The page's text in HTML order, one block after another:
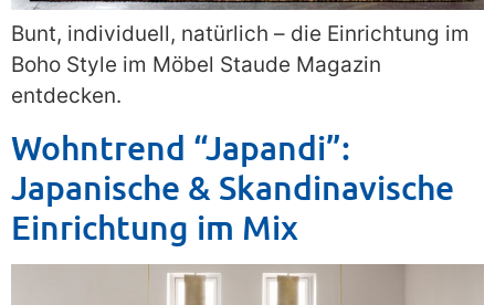
Bunt, individuell, natürlich – die Einrichtung im
Boho Style im Möbel Staude Magazin
entdecken.
Wohntrend “Japandi”:
Japanische & Skandinavische
Einrichtung im Mix